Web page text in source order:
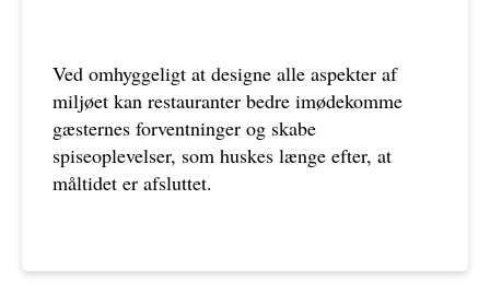
Ved omhyggeligt at designe alle aspekter af
miljøet kan restauranter bedre imødekomme
gæsternes forventninger og skabe
spiseoplevelser, som huskes længe efter, at
måltidet er afsluttet.